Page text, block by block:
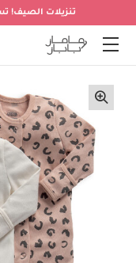
تنزيلات الصيف!